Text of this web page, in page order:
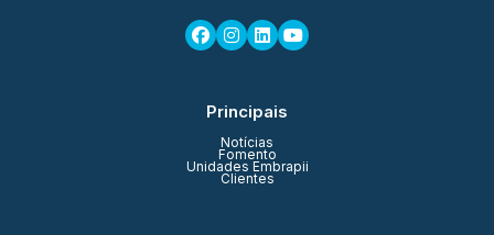
Principais
Notícias
Fomento
Unidades Embrapii
Clientes